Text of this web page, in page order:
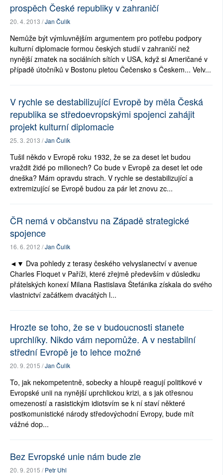
prospěch České republiky v zahraničí
20. 4. 2013 /Jan Čulík
Nemůže být výmluvnějším argumentem pro potřebu podpory
kulturní diplomacie formou českých studií v zahraničí než
nynější zmatek na sociálních sítích v USA, když si Američané v
případě útočníků v Bostonu pletou Čečensko s Českem... Velv...
V rychle se destabilizující Evropě by měla Česká
republika se středoevropskými spojenci zahájit
projekt kulturní diplomacie
25. 3. 2013 /Jan Čulík
Tušil někdo v Evropě roku 1932, že se za deset let budou
vraždit židé po milionech? Co bude v Evropě za deset let ode
dneška? Mám opravdu strach. V rychle se destabilizující a
extremizující se Evropě budou za pár let znovu zc...
ČR nemá v občanstvu na Západě strategické
spojence
16. 6. 2012 /Jan Čulík
◄▼ Dva pohledy z terasy českého velvyslanectví v avenue
Charles Floquet v Paříži, které zřejmě především v důsledku
přátelských konexí Milana Rastislava Štefánika získala do svého
vlastnictví začátkem dvacátých l...
Hrozte se toho, že se v budoucnosti stanete
uprchlíky. Nikdo vám nepomůže. A v nestabilní
střední Evropě je to lehce možné
20. 9. 2015 /Jan Čulík
To, jak nekompetentně, sobecky a hloupě reagují politikové v
Evropské unii na nynější uprchlickou krizi, a s jak otřesnou
omezeností a rasistickým idiotsvím se k ní staví některé
postkomunistické národy středovýchodní Evropy, bude mít
vážné dop...
Bez Evropské unie nám bude zle
20. 9. 2015 /Petr Uhl